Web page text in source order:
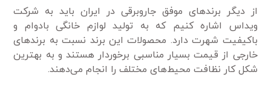
از دیگر برند‌های موفق جاروبرقی در ایران باید به شرکت
ویداس اشاره کنیم که به تولید لوازم خانگی بادوام و
باکیفیت شهرت دارد. محصولات این برند نسبت به برند‌های
خارجی از قیمت بسیار مناسبی برخوردار هستند و به بهترین
شکل کار نظافت محیط‌های مختلف را انجام می‌دهند.